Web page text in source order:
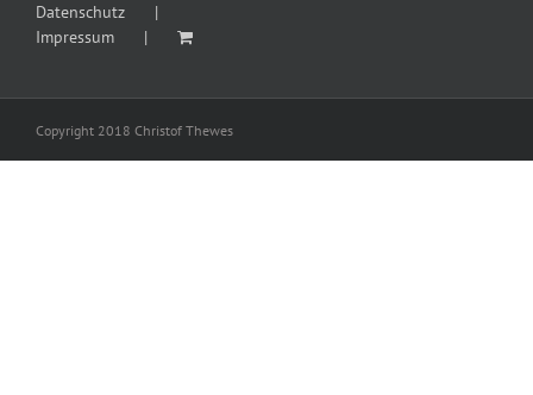
Datenschutz
Impressum
Copyright 2018 Christof Thewes